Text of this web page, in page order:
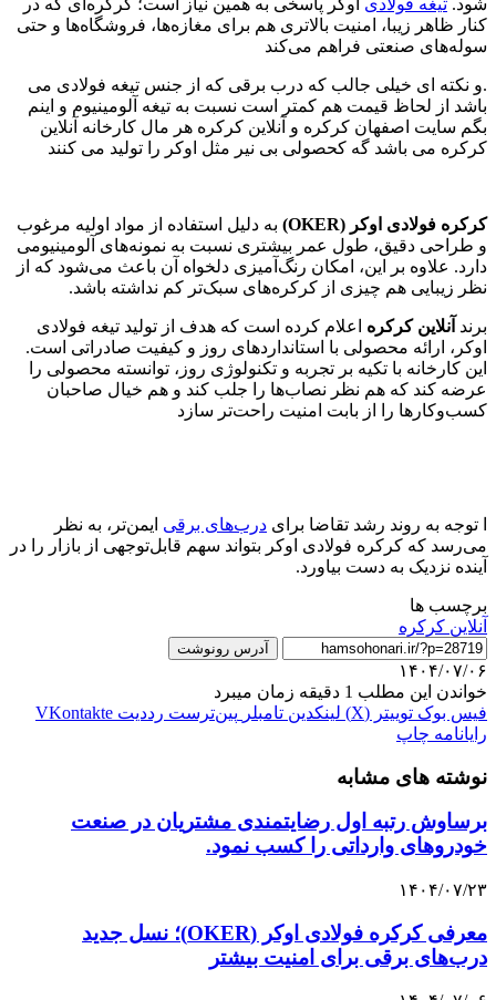
کنار ظاهر زیبا، امنیت بالاتری هم برای مغازه‌ها، فروشگاه‌ها و حتی
سوله‌های صنعتی فراهم می‌کند
.و نکته ای خیلی جالب که درب برقی که از جنس تیغه فولادی می
باشد از لحاظ قیمت هم کمتر است نسبت به تیغه آلومینیوم و اینم
بگم سایت اصفهان کرکره و آنلاین کرکره هر مال کارخانه آنلاین
کرکره می باشد گه کحصولی بی نیر مثل اوکر را تولید می کنند
کرکره فولادی اوکر (OKER)
به دلیل استفاده از مواد اولیه مرغوب
و طراحی دقیق، طول عمر بیشتری نسبت به نمونه‌های آلومینیومی
دارد. علاوه بر این، امکان رنگ‌آمیزی دلخواه آن باعث می‌شود که از
نظر زیبایی هم چیزی از کرکره‌های سبک‌تر کم نداشته باشد.
برند آنلاین کرکره اعلام کرده است که هدف از تولید تیغه فولادی
اوکر، ارائه محصولی با استانداردهای روز و کیفیت صادراتی است.
این کارخانه با تکیه بر تجربه و تکنولوژی روز، توانسته محصولی را
عرضه کند که هم نظر نصاب‌ها را جلب کند و هم خیال صاحبان
کسب‌وکارها را از بابت امنیت راحت‌تر سازد
ا توجه به روند رشد تقاضا برای درب‌های برقی ایمن‌تر، به نظر
می‌رسد که کرکره فولادی اوکر بتواند سهم قابل‌توجهی از بازار را در
آینده نزدیک به دست بیاورد.
برچسب ها
آنلاین کرکره
آدرس رونوشت
۱۴۰۴/۰۷/۰۶
خواندن این مطلب 1 دقیقه زمان میبرد
فیس بوک توییتر (X) لینکدین ‫تامبلر ‫پین‌ترست ‫رددیت ‫VKontakte
رایانامه چاپ
نوشته های مشابه
برساوش رتبه اول رضایتمندی مشتریان در صنعت
خودروهای وارداتی را کسب نمود.
۱۴۰۴/۰۷/۲۳
معرفی کرکره فولادی اوکر (OKER)؛ نسل جدید
درب‌های برقی برای امنیت بیشتر